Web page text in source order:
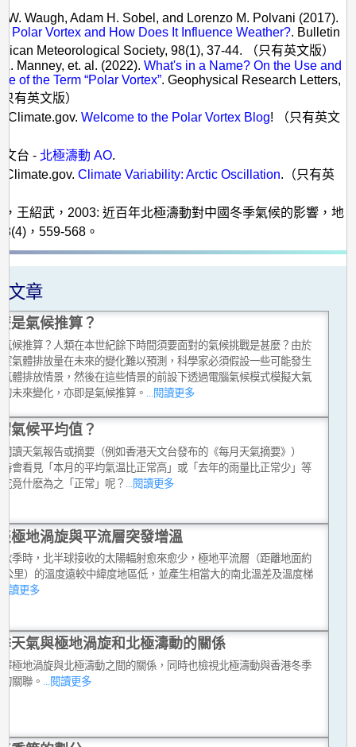
W. Waugh, Adam H. Sobel, and Lorenzo M. Polvani (2017).
Polar Vortex and How Does It Influence Weather?. Bulletin
Meteorological Society, 98(1), 37-44. （只有英文版）
Manney, et. al. (2022).What's in a Name? On the Use and
of the Term “Polar Vortex”. Geophysical Research Letters,
有英文版）
Climate.gov.Welcome to the Polar Vortex Blog! （只有英文
文台 - 北極濤動 AO.
Climate.gov.Climate Variability: Arctic Oscillation.（只有英
王紹武，2003: 近百年北極濤動對中國冬季氣候的影響，地
，559-568。
文章
是氣候推算？
候推算？人類在本世紀餘下時間須要面對的氣候挑戰是甚麼？由於
氣體排放量在未來的變化難以預測，科學家必須假設一些可能發生
體排放情景，然後在這些情景的前設下透過電腦氣候模式模擬大氣
未來變化，亦即是氣候推算。
...閱讀更多
氣候平均值？
讀天氣報告或摘要（例如香港天文台發布的《每月天氣摘要》）
會看見「本月的平均氣温比正常高」或「去年的雨量比正常少」等
竟什麽為之「正常」呢？
...閱讀更多
極地渦旋與平流層突發增溫
季時，北半球接收的太陽輻射愈來愈少，極地平流層（距離地面約
公里）的溫度遠較中緯度地區低，並產生相當大的南北溫差及溫度梯
讀更多
天氣與極地渦旋和北極濤動的關係
極地渦旋與北極濤動之間的關係，同時也檢視北極濤動與香港冬季
關聯。
...閱讀更多